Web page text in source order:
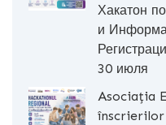
Хакатон
и
30 июля
Asociația
înscrierilor